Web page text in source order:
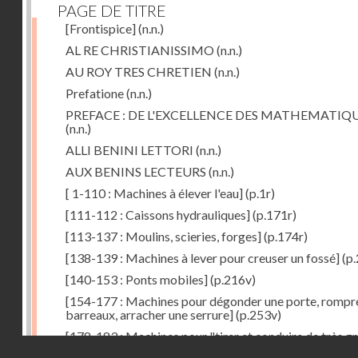
PAGE DE TITRE
[Frontispice](n.n.)
AL RE CHRISTIANISSIMO (n.n.)
AU ROY TRES CHRETIEN (n.n.)
Prefatione(n.n.)
PREFACE : DE L'EXCELLENCE DES
(n.n.)
ALLI BENINI LETTORI (n.n.)
AUX BENINS LECTEURS (n.n.)
[ 1-110 : Machines à élever l'eau](p.1r)
[111-112 : Caissons hydrauliques](p.171r)
[113-137 : Moulins, scieries, forges](p.174r)
[138-139 : Machines à lever pour creuser un fossé]
[140-153 : Ponts mobiles](p.216v)
[154-177 : Machines pour dégonder une porte,
barreaux, arracher une serrure](p.253v)
[178-183 : Machines pour "tirer et conduire de très